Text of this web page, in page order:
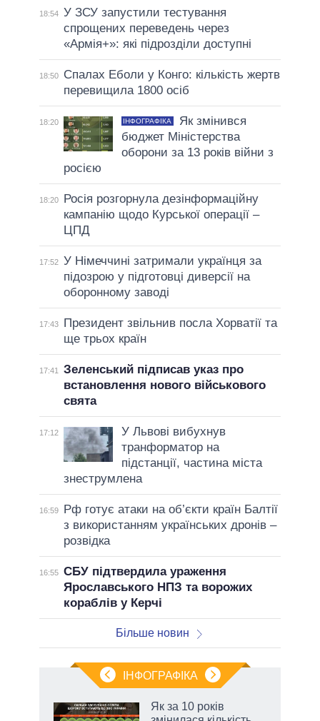
18:54 У ЗСУ запустили тестування
спрощених переведень через
«Армія+»: які підрозділи доступні
18:50
Спалах Еболи у Конго: кількість жертв
перевищила 1800 осіб
18:20 ІНФОГРАФІКА
Як змінився
бюджет Міністерства
оборони за 13 років війни з
росією
18:20
Росія розгорнула дезінформаційну
кампанію щодо Курської операції –
ЦПД
17:52 У Німеччині затримали українця за
підозрою у підготовці диверсії на
оборонному заводі
17:43
Президент звільнив посла Хорватії та
ще трьох країн
17:41
Зеленський підписав указ про
встановлення нового військового
свята
17:12
У Львові вибухнув
транформатор на
підстанції, частина міста
знеструмлена
16:59
Рф готує атаки на об’єкти країн Балтії
з використанням українських дронів –
розвідка
16:55 СБУ підтвердила ураження
Ярославського НПЗ та ворожих
кораблів у Керчі
Більше новин
ІНФОГРАФІКА
Як за 10 років